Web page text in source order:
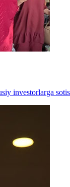
investorlarga